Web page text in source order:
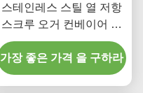
스테인레스 스틸 열 저항
스크루 오거 컨베이어 워
크 엘리베이터 사용자 정
의 차원
가장 좋은 가격 을 구하라